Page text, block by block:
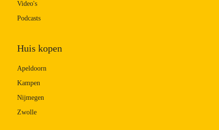
Video's
Podcasts
Huis kopen
Apeldoorn
Kampen
Nijmegen
Zwolle